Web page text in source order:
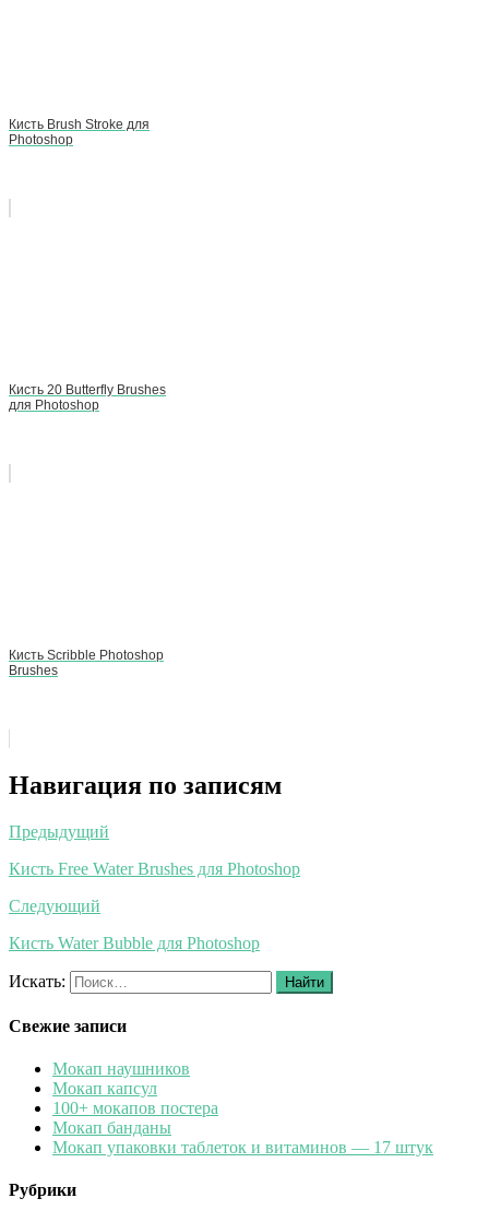
Кисть Brush Stroke для
Photoshop
Кисть 20 Butterfly Brushes
для Photoshop
Кисть Scribble Photoshop
Brushes
Навигация по записям
Предыдущий
Кисть Free Water Brushes для Photoshop
Следующий
Кисть Water Bubble для Photoshop
Искать: Найти
Свежие записи
Мокап наушников
Мокап капсул
100+ мокапов постера
Мокап банданы
Мокап упаковки таблеток и витаминов — 17 штук
Рубрики